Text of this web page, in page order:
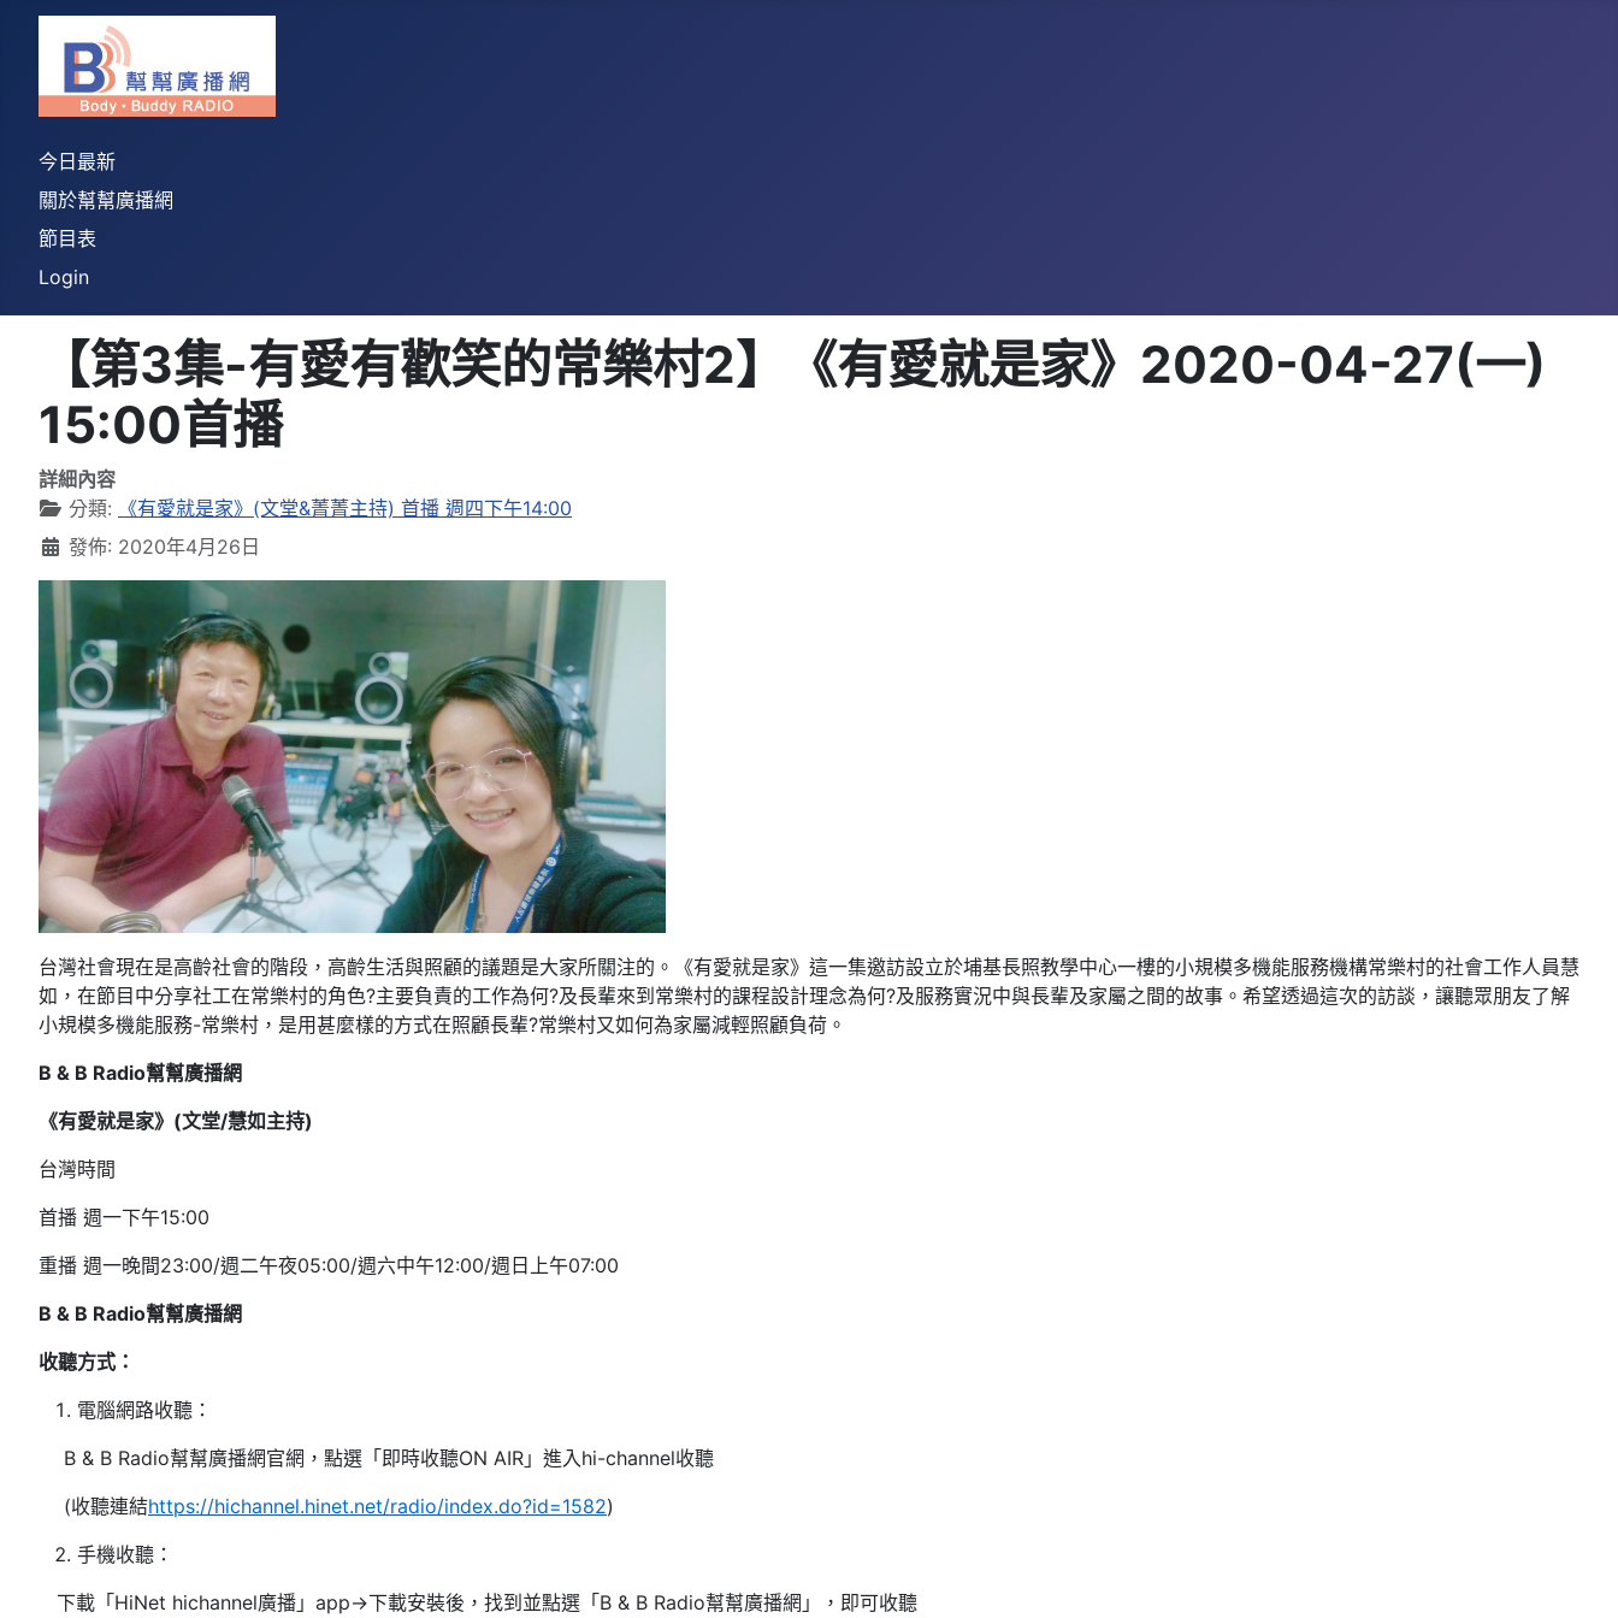
今日最新
關於幫幫廣播網
節目表
Login
【第3集-有愛有歡笑的常樂村2】《有愛就是家》2020-04-27(一)
15:00首播
詳細內容
分類:
《有愛就是家》(文堂&菁菁主持) 首播 週四下午14:00
發佈: 2020年4月26日
台灣社會現在是高齡社會的階段，高齡生活與照顧的議題是大家所關注的。《有愛就是家》這一集邀訪設立於埔基長照教學中心一樓的小規模多機能服務機構常樂村的社會工作人員慧
如，在節目中分享社工在常樂村的角色?主要負責的工作為何?及長輩來到常樂村的課程設計理念為何?及服務實況中與長輩及家屬之間的故事。希望透過這次的訪談，讓聽眾朋友了解
小規模多機能服務-常樂村，是用甚麼樣的方式在照顧長輩?常樂村又如何為家屬減輕照顧負荷。
B & B Radio幫幫廣播網
《有愛就是家》(文堂/慧如主持)
台灣時間
首播 週一下午15:00
重播 週一晚間23:00/週二午夜05:00/週六中午12:00/週日上午07:00
B & B Radio幫幫廣播網
收聽方式：
電腦網路收聽：
B & B Radio幫幫廣播網官網，點選「即時收聽ON AIR」進入hi-channel收聽
(收聽連結https://hichannel.hinet.net/radio/index.do?id=1582)
手機收聽：
下載「HiNet hichannel廣播」app→下載安裝後，找到並點選「B & B Radio幫幫廣播網」，即可收聽